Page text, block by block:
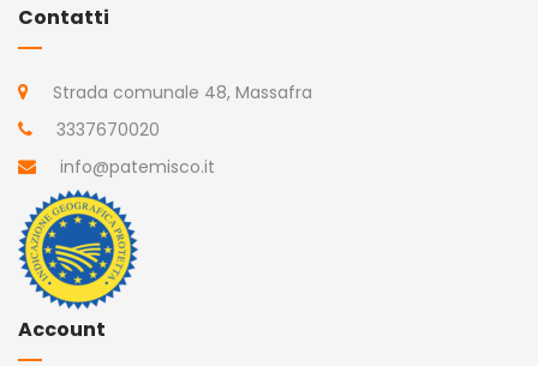
Contatti
Strada comunale 48, Massafra
3337670020
info@patemisco.it
Account